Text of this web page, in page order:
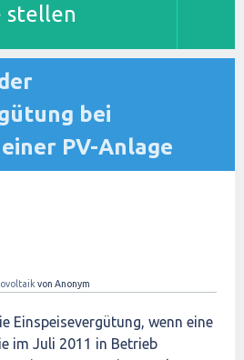
stellen
bei
PV-Anlage
von Anonym
Einspeisevergütung, wenn eine
im Juli 2011 in Betrieb